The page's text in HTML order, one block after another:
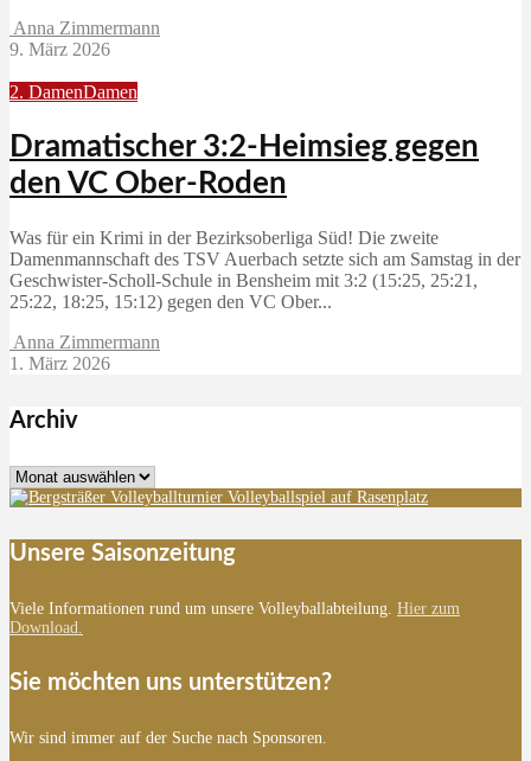
Anna Zimmermann
9. März 2026
2. DamenDamen
Dramatischer 3:2-Heimsieg gegen
den VC Ober-Roden
Was für ein Krimi in der Bezirksoberliga Süd! Die zweite
Damenmannschaft des TSV Auerbach setzte sich am Samstag in der
Geschwister-Scholl-Schule in Bensheim mit 3:2 (15:25, 25:21,
25:22, 18:25, 15:12) gegen den VC Ober...
Anna Zimmermann
1. März 2026
Archiv
Archiv
Unsere Saisonzeitung
Viele Informationen rund um unsere Volleyballabteilung. Hier zum
Download.
Sie möchten uns unterstützen?
Wir sind immer auf der Suche nach Sponsoren.